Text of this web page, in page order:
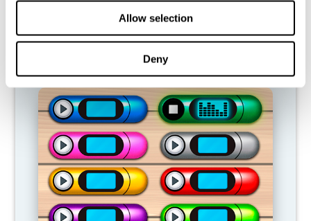
Allow selection
Deny
de usar essa função cognitiva, tornando-nos menos eficazes nas
nossas actividades do dia a dia.